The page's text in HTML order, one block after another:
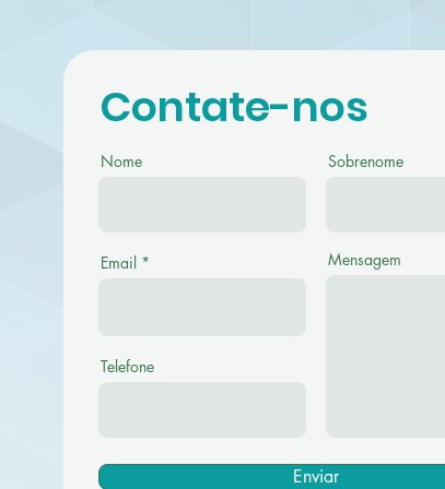
Contate-nos
Nome Sobrenome
Email
Telefone
Mensagem
Enviar